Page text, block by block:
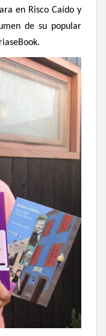
en Risco Caído y
de su popular